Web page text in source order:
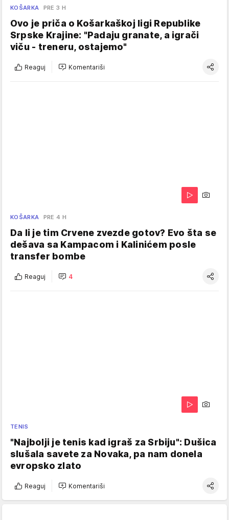
KOŠARKA PRE 3 H
Ovo je priča o Košarkaškoj ligi Republike
Srpske Krajine: "Padaju granate, a igrači
viču - treneru, ostajemo"
Reaguj Komentariši
KOŠARKA PRE 4 H
Da li je tim Crvene zvezde gotov? Evo šta se
dešava sa Kampacom i Kalinićem posle
transfer bombe
Reaguj 4
TENIS
"Najbolji je tenis kad igraš za Srbiju": Dušica
slušala savete za Novaka, pa nam donela
evropsko zlato
Reaguj Komentariši